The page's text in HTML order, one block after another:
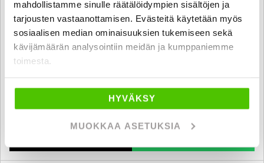
mahdollistamme sinulle räätälöidympien sisältöjen ja
tarjousten vastaanottamisen. Evästeitä käytetään myös
sosiaalisen median ominaisuuksien tukemiseen sekä
kävijämäärän analysointiin meidän ja kumppaniemme
toimesta.
HYVÄKSY
MUOKKAA ASETUKSIA
Mercedes-Benz A
180 - 6 kk korotonta ja kulutonta maksuaikaa! - Hiljan huollettu,
katsastettu, kahdet asialliset renkaat!
2015 , Manuaali, Bensiini, 93 000 km